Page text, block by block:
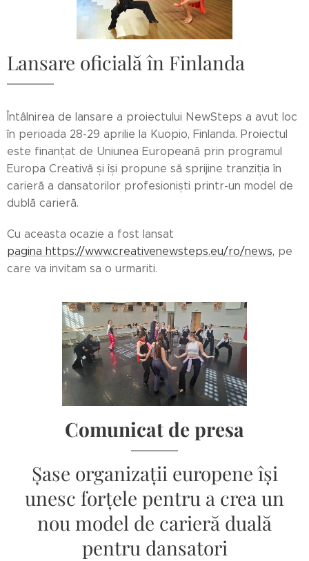
Lansare oficială în Finlanda
Întâlnirea de lansare a proiectului NewSteps a avut loc
în perioada 28-29 aprilie la Kuopio, Finlanda. Proiectul
este finanțat de Uniunea Europeană prin programul
Europa Creativă și își propune să sprijine tranziția în
carieră a dansatorilor profesioniști printr-un model de
dublă carieră.
Cu aceasta ocazie a fost lansat
pagina https://www.creativenewsteps.eu/ro/news, pe
care va invitam sa o urmariti.
Comunicat de presa
Șase organizații europene își
unesc forțele pentru a crea un
nou model de carieră duală
pentru dansatori